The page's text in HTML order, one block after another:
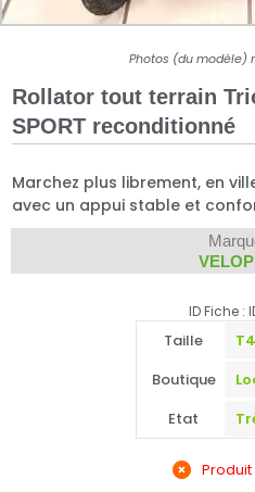
Photos (du modèle)
Rollator tout terrain
SPORT reconditionné
Marchez plus librement, en
avec un appui stable et
ID Fiche :
Taille
Boutique
Etat